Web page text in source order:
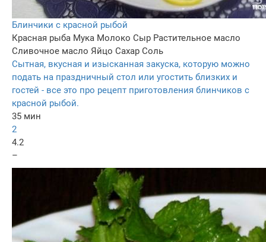
Блинчики с красной рыбой
Красная рыба Мука Молоко Сыр Растительное масло
Сливочное масло Яйцо Сахар Соль
Сытная, вкусная и изысканная закуска, которую можно
подать на праздничный стол или угостить близких и
гостей - все это про рецепт приготовления блинчиков с
красной рыбой.
35 мин
2
4.2
–